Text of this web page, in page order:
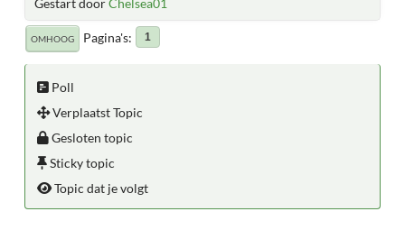
OMHOOG Pagina's 1
Poll
Verplaatst Topic
Gesloten topic
Sticky topic
Topic dat je volgt